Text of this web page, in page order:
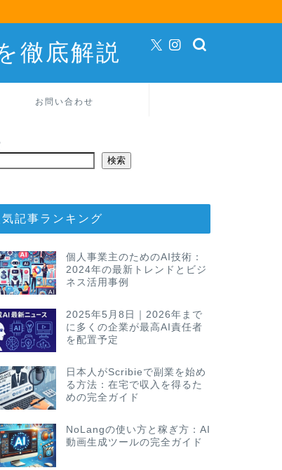
徹底解説
お問い合わせ
検索
気記事ランキング
個人事業主のためのAI技術：
2024年の最新トレンドとビジ
ネス活用事例
2025年5月8日｜2026年まで
に多くの企業が最高AI責任者
を配置予定
日本人がScribieで副業を始め
る方法：在宅で収入を得るた
めの完全ガイド
NoLangの使い方と稼ぎ方：AI
動画生成ツールの完全ガイド